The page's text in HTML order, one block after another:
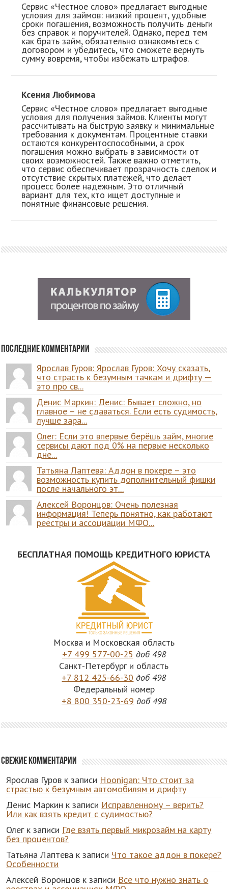
Сервис «Честное слово» предлагает выгодные
условия для займов: низкий процент, удобные
сроки погашения, возможность получить деньги
без справок и поручителей. Однако, перед тем
как брать займ, обязательно ознакомьтесь с
договором и убедитесь, что сможете вернуть
сумму вовремя, чтобы избежать штрафов.
Ксения Любимова
Сервис «Честное слово» предлагает выгодные
условия для получения займов. Клиенты могут
рассчитывать на быструю заявку и минимальные
требования к документам. Процентные ставки
остаются конкурентоспособными, а срок
погашения можно выбрать в зависимости от
своих возможностей. Также важно отметить,
что сервис обеспечивает прозрачность сделок и
отсутствие скрытых платежей, что делает
процесс более надежным. Это отличный
вариант для тех, кто ищет доступные и
понятные финансовые решения.
Последние комментарии
Ярослав Гуров: Ярослав Гуров: Хочу сказать,
что страсть к безумным тачкам и дрифту —
это про св...
Денис Маркин: Денис: Бывает сложно, но
главное – не сдаваться. Если есть судимость,
лучше зара...
Олег: Если это впервые берёшь займ, многие
сервисы дают под 0% на первые несколько
дне...
Татьяна Лаптева: Аддон в покере – это
возможность купить дополнительный фишки
после начального эт...
Алексей Воронцов: Очень полезная
информация! Теперь понятно, как работают
реестры и ассоциации МФО...
БЕСПЛАТНАЯ ПОМОЩЬ КРЕДИТНОГО ЮРИСТА
Москва и Московская область
+7 499 577-00-25 доб 498
Санкт-Петербург и область
+7 812 425-66-30 доб 498
Федеральный номер
+8 800 350-23-69 доб 498
Свежие комментарии
Ярослав Гуров к записи Hoonigan: Что стоит за
страстью к безумным автомобилям и дрифту
Денис Маркин к записи Исправленному – верить?
Или как взять кредит с судимостью?
Олегк записи Где взять первый микрозайм на карту
без процентов?
Татьяна Лаптева к записи Что такое аддон в покере?
Особенности
Алексей Воронцов к записи Все что нужно знать о